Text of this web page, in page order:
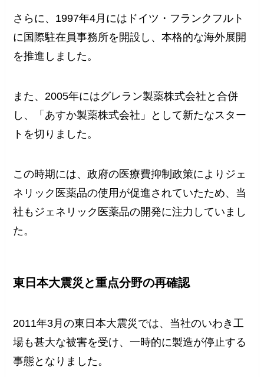
さらに、1997年4月にはドイツ・フランクフルト
に国際駐在員事務所を開設し、本格的な海外展開
を推進しました。
また、2005年にはグレラン製薬株式会社と合併
し、「あすか製薬株式会社」として新たなスター
トを切りました。
この時期には、政府の医療費抑制政策によりジェ
ネリック医薬品の使用が促進されていたため、当
社もジェネリック医薬品の開発に注力していまし
た。
東日本大震災と重点分野の再確認
2011年3月の東日本大震災では、当社のいわき工
場も甚大な被害を受け、一時的に製造が停止する
事態となりました。